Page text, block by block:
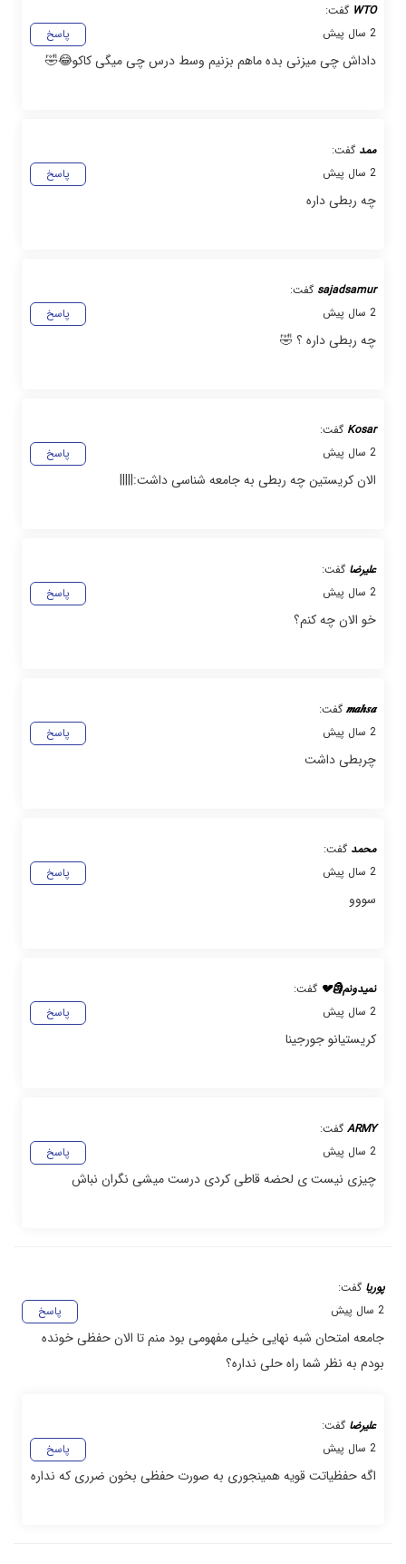
WTO گفت:
پاسخ
2 سال پیش
داداش چی میزنی بده ماهم بزنیم وسط درس چی میگی کاکو😂🤣
ممد گفت:
پاسخ
2 سال پیش
چه ربطی داره
sajadsamur گفت:
پاسخ
2 سال پیش
چه ربطی داره ؟ 🤣
Kosar گفت:
پاسخ
2 سال پیش
الان کریستین چه ربطی به جامعه شناسی داشت:|||||
علیرضا گفت:
پاسخ
2 سال پیش
خو الان چه کنم؟
𝒎𝒂𝒉𝒔𝒂 گفت:
پاسخ
2 سال پیش
چربطی داشت
محمد گفت:
پاسخ
2 سال پیش
سووو
نمیدونم🗿💔 گفت:
پاسخ
2 سال پیش
کریستیانو جورجینا
ARMY گفت:
پاسخ
2 سال پیش
چیزی نیست ی لحضه قاطی کردی درست میشی نگران نباش
پوریا گفت:
پاسخ
2 سال پیش
جامعه امتحان شبه نهایی خیلی مفهومی بود منم تا الان حفظی خونده
بودم به نظر شما راه حلی نداره؟
علیرضا گفت:
پاسخ
2 سال پیش
اگه حفظیاتت قویه همینجوری به صورت حفظی بخون ضرری که نداره